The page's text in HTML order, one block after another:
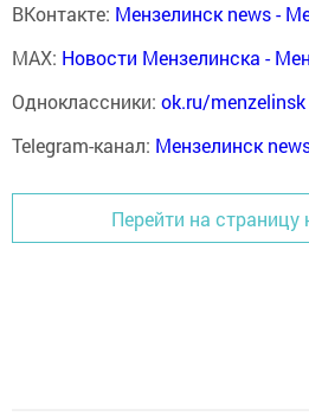
ВКонтакте: Мензелинск news -
MAX: Новости Мензелинска -
Одноклассники: ok.ru/menzelinsk
Telegram-канал: Мензелинск
Перейти на страницу